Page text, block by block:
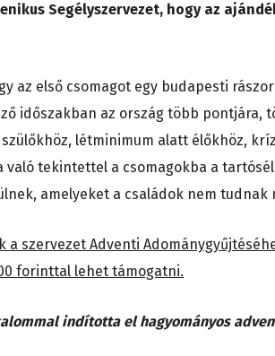
Segélyszervezet, hogy az
az első csomagot egy budapesti
időszakban az ország több pontjára,
létminimum alatt élőkhöz,
való tekintettel a csomagokba a
amelyeket a családok nem tudnak
a szervezet Adventi
forinttal lehet támogatni.
indította el hagyományos